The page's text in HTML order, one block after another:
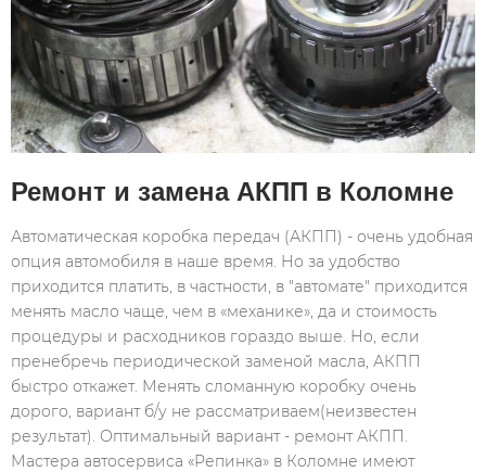
Ремонт и замена АКПП в Коломне
Автоматическая коробка передач (АКПП) - очень удобная
опция автомобиля в наше время. Но за удобство
приходится платить, в частности, в "автомате" приходится
менять масло чаще, чем в «механике», да и стоимость
процедуры и расходников гораздо выше. Но, если
пренебречь периодической заменой масла, АКПП
быстро откажет. Менять сломанную коробку очень
дорого, вариант б/у не рассматриваем(неизвестен
результат). Оптимальный вариант - ремонт АКПП.
Мастера автосервиса «Репинка» в Коломне имеют